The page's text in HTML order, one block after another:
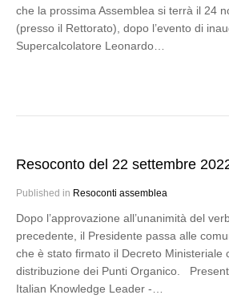
che la prossima Assemblea si terrà il 24
(presso il Rettorato), dopo l’evento di
Supercalcolatore Leonardo…
Resoconto del 22 settembre
Published in Resoconti assemblea
Dopo l’approvazione all’unanimità del
precedente, il Presidente passa alle
che è stato firmato il Decreto Ministeriale
distribuzione dei Punti Organico.
Italian Knowledge Leader -…